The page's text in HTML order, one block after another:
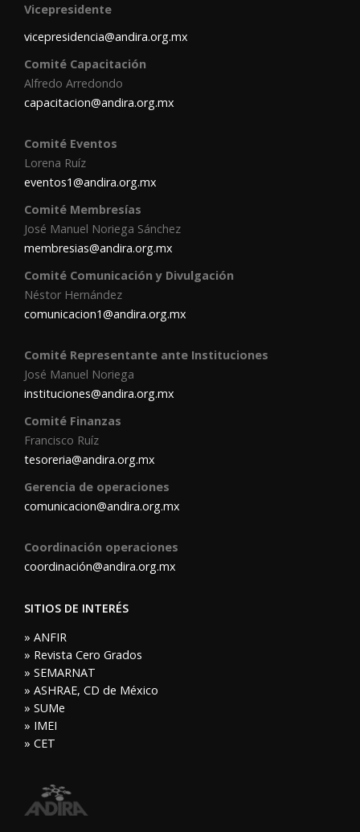
Vicepresidente
vicepresidencia@andira.org.mx
Comité Capacitación
Alfredo Arredondo
capacitacion@andira.org.mx
Comité Eventos
Lorena Ruíz
eventos1@andira.org.mx
Comité Membresías
José Manuel Noriega Sánchez
membresias@andira.org.mx
Comité Comunicación y Divulgación
Néstor Hernández
comunicacion1@andira.org.mx
Comité Representante ante Instituciones
José Manuel Noriega
instituciones@andira.org.mx
Comité Finanzas
Francisco Ruíz
tesoreria@andira.org.mx
Gerencia de operaciones
comunicacion@andira.org.mx
Coordinación operaciones
coordinación@andira.org.mx
SITIOS DE INTERÉS
» ANFIR
» Revista Cero Grados
» SEMARNAT
» ASHRAE, CD de México
» SUMe
» IMEI
» CET